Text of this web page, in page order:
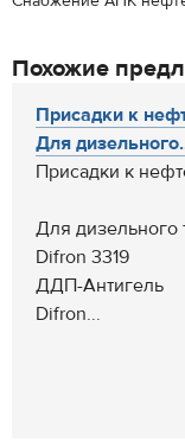
Похожие
Присадки к
Для
Присадки к
Для дизельного
Difron 3319
ДДП-Антигель
Difron...